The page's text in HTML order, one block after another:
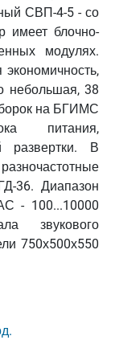
СВП-4-5 - со
имеет блочно-
модулях.
небольшая, 38
на БГИМС
питания,
развертки. В
36. Диапазон
- 100...10000
звукового
750х500х550